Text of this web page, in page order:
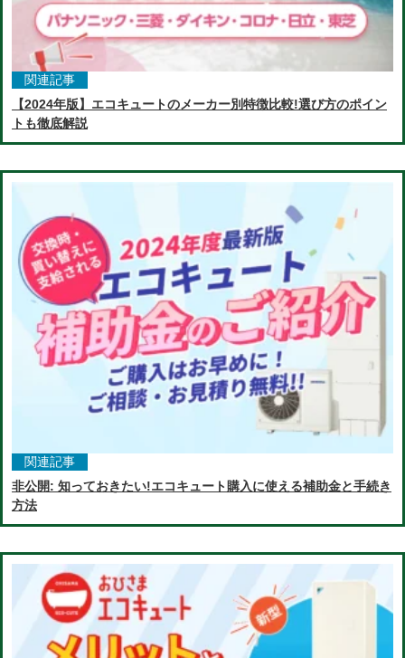
関連記事
【2024年版】エコキュートのメーカー別特徴比較!選び方のポイン
トも徹底解説
関連記事
非公開: 知っておきたい!エコキュート購入に使える補助金と手続き
方法